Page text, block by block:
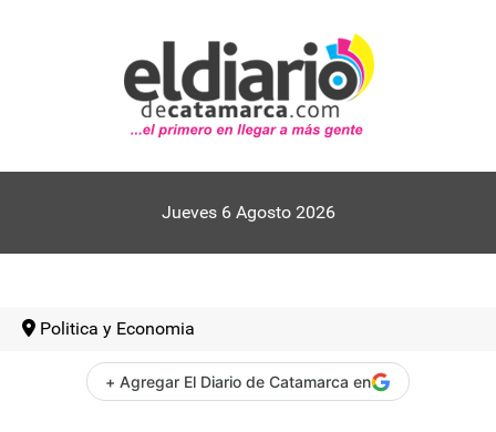
Jueves 6 Agosto 2026
Politica y Economia
+ Agregar El Diario de Catamarca en